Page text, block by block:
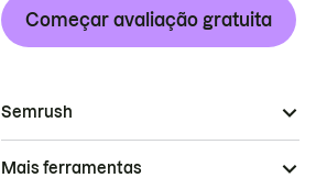
Começar avaliação gratuita
Semrush
Mais ferramentas